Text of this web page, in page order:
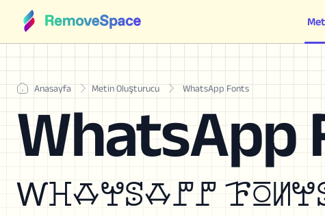
Anasayfa Metin Oluşturucu WhatsApp Fonts
WhatsApp
Ⱳꖾꗇꖡꕷꗇꘝꘝ ꘘꗞꖦꖡꕷ